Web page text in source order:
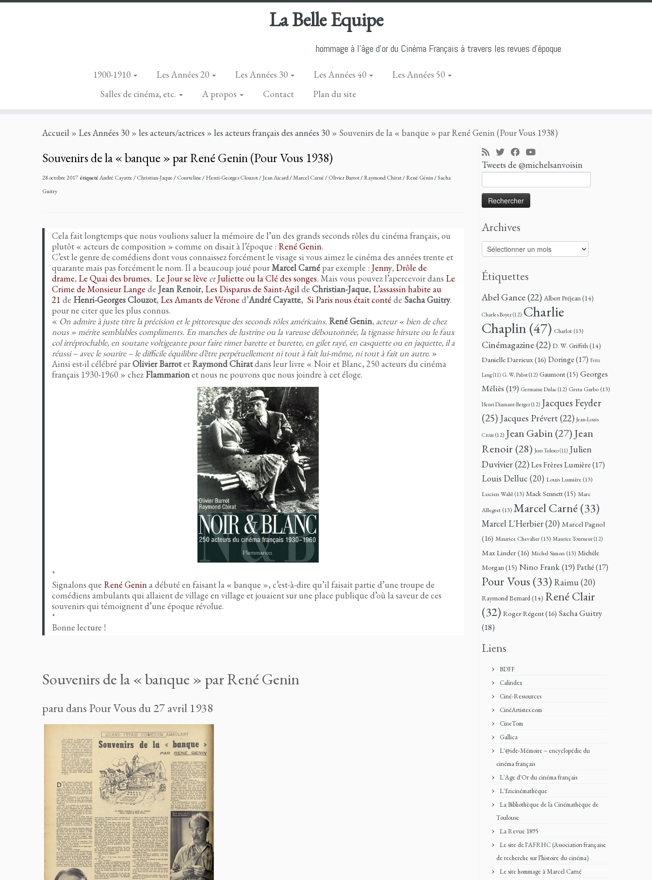
La Belle Equipe
hommage à l'âge d'or du Cinéma Français à travers les revues d'époque
1900-1910 Les Années 20 Les Années 30 Les Années 40
Les Années 50
Salles de cinéma, etc.
A propos Contact Plan du site
Accueil » Les Années 30 » les acteurs/actrices » les acteurs français des années 30 » Souvenirs de la « banque » par René Genin (Pour Vous 1938)
Souvenirs de la « banque » par René Genin (Pour Vous 1938)
28 octobre 2017 étiquetéAndré Cayatte/Christian-Jaque/Courteline/Henri-Georges Clouzot/Jean Aicard/Marcel Carné/Olivier Barrot/Raymond Chirat/René Génin/Sacha
Guitry
Cela fait longtemps que nous voulions saluer la mémoire de l’un des grands seconds rôles du cinéma français, ou
plutôt « acteurs de composition » comme on disait à l’époque : René Genin.
C’est le genre de comédiens dont vous connaissez forcément le visage si vous aimez le cinéma des années trente et
quarante mais pas forcément le nom. Il a beaucoup joué pourMarcel Carné par exemple : Jenny, Drôle de
drame, Le Quai des brumes, Le Jour se lève etJuliette ou la Clé des songes.Mais vous pouvez l’apercevoir dans Le
Crime de Monsieur Lange de Jean Renoir, Les Disparus de Saint-Agilde Christian-Jaque, L’assassin habite au
21 de Henri-Georges Clouzot, Les Amants de Vérone d’André Cayatte, Si Paris nous était conté de Sacha Guitry.
pour ne citer que les plus connus.
« On admire à juste titre la précision et le pittoresque des seconds rôles américains. René Genin, acteur « bien de chez
nous » mérite semblables compliments. En manches de lustrine ou la vareuse déboutonnée, la tignasse hirsute ou le faux
col irréprochable, en soutane voltigeante pour faire rimer barette et burette, en gilet rayé, en casquette ou en jaquette, il a
réussi – avec le sourire – le difficile équilibre d’être perpétuellement ni tout à fait lui-même, ni tout à fait un autre. »
Ainsi est-il célébré parOlivier Barrotet Raymond Chiratdans leur livre « Noir et Blanc, 250 acteurs du cinéma
français 1930-1960 » chez Flammarionet nous ne pouvons que nous joindre à cet éloge.
*
Signalons que René Genina débuté en faisant la « banque », c’est-à-dire qu’il faisait partie d’une troupe de
comédiens ambulants qui allaient de village en village et jouaient sur une place publique d’où la saveur de ces
souvenirs qui témoignent d’une époque révolue.
*
Bonne lecture !
Souvenirs de la « banque » par René Genin
paru dans Pour Vous du 27 avril 1938
Tweets de @michelsanvoisin
Archives
Archives
Étiquettes
Abel Gance(22) Albert Préjean(14)
Charles Boyer(12) Charlie
Chaplin(47) Charlot (13)
Cinémagazine(22) D. W. Griffith(14)
Danielle Darrieux(16) Doringe(17) Fritz
Lang(11) G. W. Pabst(12) Gaumont(15) Georges
Méliès (19) Germaine Dulac (12) Greta Garbo (13)
Henri Diamant-Berger(12) Jacques Feyder
(25) Jacques Prévert(22) Jean-Louis
Croze (12) Jean Gabin (27) Jean
Renoir (28) Jean Tedesco(11) Julien
Duvivier(22)Les Frères Lumière(17)
Louis Delluc (20) Louis Lumière (13)
Lucien Wahl (13) Mack Sennett(15) Marc
Allegret (13) Marcel Carné (33)
Marcel L'Herbier(20) Marcel Pagnol
(16) Maurice Chevalier (13) Maurice Tourneur(12)
Max Linder(16) Michel Simon (13) Michèle
Morgan(15) Nino Frank(19) Pathé(17)
Pour Vous (33) Raimu(20)
Raymond Bernard(14) René Clair
(32) Roger Régent(16) Sacha Guitry
(18)
Liens
BDFF
Calindex
Ciné-Ressources
CinéArtistes.com
CineTom
Gallica
L'@ide-Mémoire – encyclopédie du
cinéma français
L'Age d'Or du cinéma français
L'Encinémathèque
La Bibliothèque de la Cinémathèque de
Toulouse
La Revue 1895
Le site de l'AFRHC (Association française
de recherche sur l’histoire du cinéma)
Le site hommage à Marcel Carné